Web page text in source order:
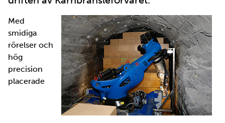
Med
smidiga
rörelser och
hög
precision
placerade